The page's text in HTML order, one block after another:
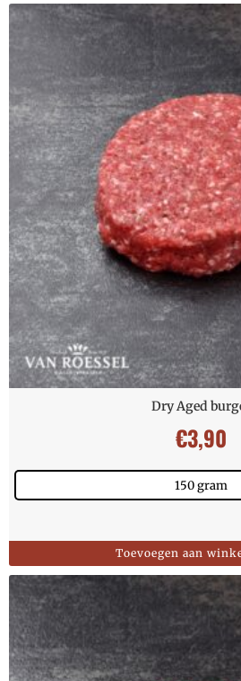
Dry Aged
€3,90
150 gram
Toevoegen aan